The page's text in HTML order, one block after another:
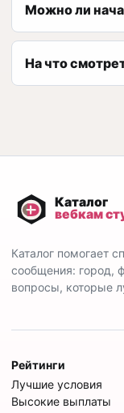
Можно ли
На что
Каталог помогает
сообщения: город,
вопросы, которые
Рейтинги
Лучшие условия
Высокие выплаты